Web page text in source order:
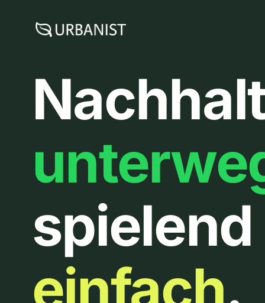
spielend
einfach.